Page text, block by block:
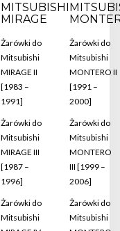
MITSUBISHI
MIRAGE
Żarówki do
Mitsubishi
MIRAGE II
[1983 –
1991]
Żarówki do
Mitsubishi
MIRAGE III
[1987 –
1996]
Żarówki do
Mitsubishi
Żarówki do
Mitsubishi
MONTERO II
[1991 –
2000]
Żarówki do
Mitsubishi
MONTERO
III [1999 –
2006]
Żarówki do
Mitsubishi